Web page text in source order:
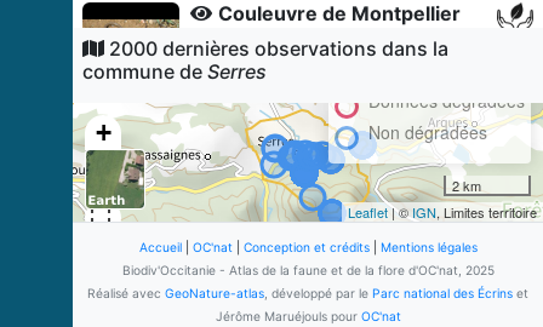
Couleuvre de Montpellier
(La)
Malpolon monspessulanus
(Hermann, 1804)
2observations
Dernière observation en 2017 Fiche espèce
Couleuvre vipérine (La)
Natrix maura(Linnaeus, 1758)
2observations
Dernière observation en1967 Fiche espèce
Luzerne hybride
2000 dernières observations dans la
commune de Serres
+
Données dégradées
Non dégradées
2 km
Leaflet| © IGN, Limites territoire
Accueil| OC'nat| Conception et crédits| Mentions légales
Biodiv'Occitanie - Atlas de la faune et de la flore d'OC'nat, 2025
Réalisé avec GeoNature-atlas , développé par le Parc national des Écrins et
Jérôme Maruéjouls pour OC'nat